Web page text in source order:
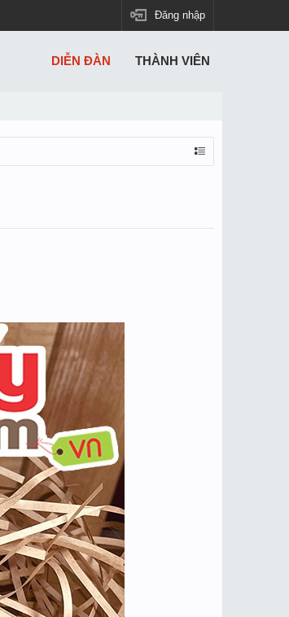
Đăng nhập
DIỄN ĐÀN THÀNH VIÊN